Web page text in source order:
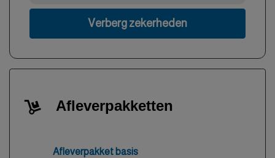
Verberg zekerheden
Afleverpakketten
Afleverpakket basis